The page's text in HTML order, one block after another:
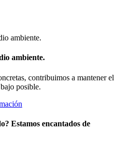
ambiente.
contribuimos a mantener el
posible.
Estamos encantados de